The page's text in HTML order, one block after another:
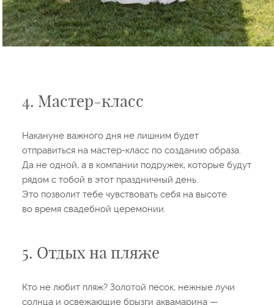
4. Мастер-класс
Накануне важного дня не лишним будет
отправиться на мастер-класс по созданию образа.
Да не одной, а в компании подружек, которые будут
рядом с тобой в этот праздничный день.
Это позволит тебе чувствовать себя на высоте
во время свадебной церемонии.
5. Отдых на пляже
Кто не любит пляж? Золотой песок, нежные лучи
солнца и освежающие брызги аквамарина —